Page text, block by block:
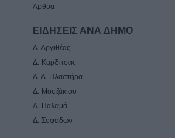
Άρθρα
ΕΙΔΗΣΕΙΣ ΑΝΑ ΔΗΜΟ
Δ. Αργιθέας
Δ. Καρδίτσας
Δ. Λ. Πλαστήρα
Δ. Μουζάκιου
Δ. Παλαμά
Δ. Σοφάδων